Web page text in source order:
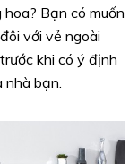
Bạn có muốn
với vẻ ngoài
khi có ý định
bạn.